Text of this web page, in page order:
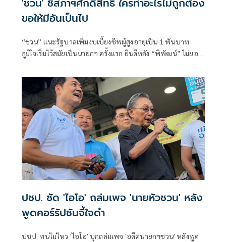
ขอให้มีอันเป็นไป
“ชวน” แนะรัฐบาลเพิ่มงบเบี้ยงชีพผู้สูงอายุเป็น 1 พันบาท
ภูมิใจเริ่มไว้สมัยเป็นนายกฯ ครั้งแรก ยินดีหลัง “พิพัฒน์” ไม่ยอม
ศักดิ์สิทธิ์ แช่งใครทำไม่ดีมีอันเป็นไป
ปชป. ซัด 'ไอโอ' ถล่มเพจ 'นายหัวชวน' หลัง
พูดคอร์รัปชันจี้ใจดำ
ปชป. ทนไม่ไหว 'ไอโอ' บุกถล่มเพจ 'อดีตนายกฯชวน' หลังพูด